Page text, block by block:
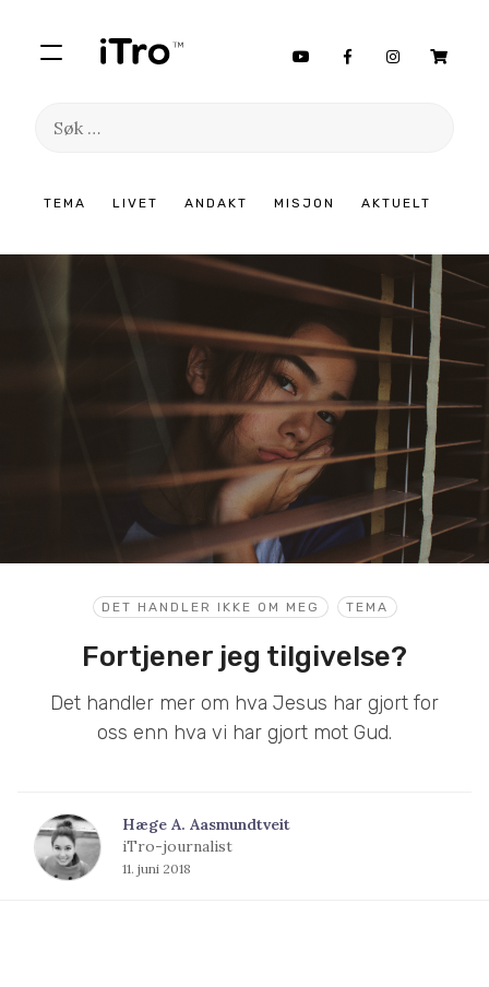
TEMA LIVET ANDAKT MISJON AKTUELT
Søk
innhold
DET HANDLER IKKE OM MEG TEMA
Fortjener jeg tilgivelse?
Det handler mer om hva Jesus har gjort for
oss enn hva vi har gjort mot Gud.
Hæge A. Aasmundtveit
iTro-journalist
11. juni 2018